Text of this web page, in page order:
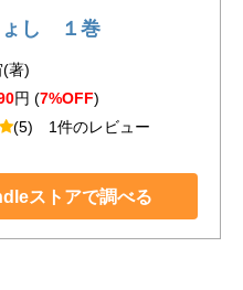
ょし １巻
著)
円 (7%OFF)
(5) 1件のレビュー
ストアで調べる